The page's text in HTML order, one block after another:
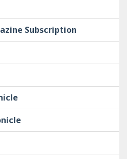
Subscription